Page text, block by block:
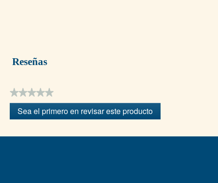
Reseñas
★★★★★
Sin
puntuación
Sea el primero en revisar este producto
.
esta